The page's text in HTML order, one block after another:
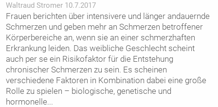
Waltraud Stromer 10.7.2017
Frauen berichten über intensivere und länger andauernde
Schmerzen und geben mehr an Schmerzen betroffener
Körperbereiche an, wenn sie an einer schmerzhaften
Erkrankung leiden. Das weibliche Geschlecht scheint
auch per se ein Risikofaktor für die Entstehung
chronischer Schmerzen zu sein. Es scheinen
verschiedene Faktoren in Kombination dabei eine große
Rolle zu spielen – biologische, genetische und
hormonelle...